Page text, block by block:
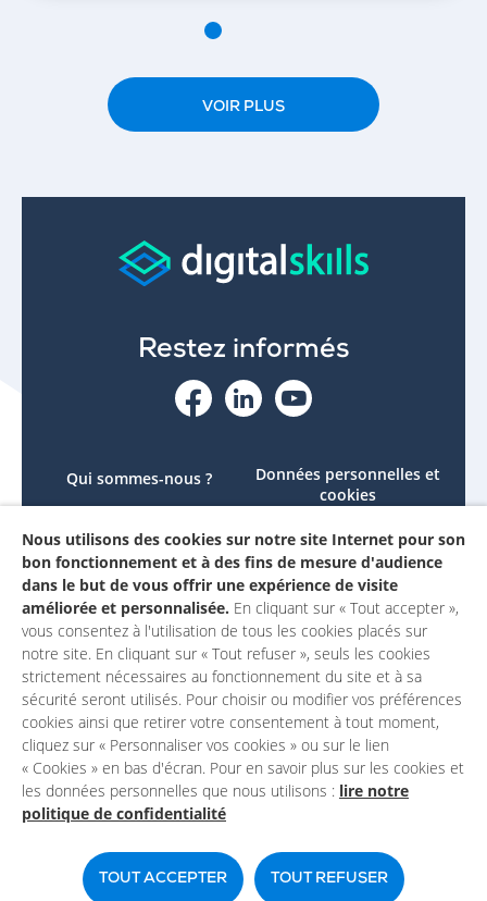
VOIR PLUS
Restez informés
Qui sommes-nous ?
Le projet
Contactez-nous
Mon compte
Données personnelles et
cookies
Accessibilité : non
conforme
Mentions légales
Un site du
Nous utilisons des cookies sur notre site Internet pour son
bon fonctionnement et à des fins de mesure d'audience
dans le but de vous offrir une expérience de visite
améliorée et personnalisée. En cliquant sur « Tout accepter »,
vous consentez à l'utilisation de tous les cookies placés sur
notre site. En cliquant sur « Tout refuser », seuls les cookies
strictement nécessaires au fonctionnement du site et à sa
sécurité seront utilisés. Pour choisir ou modifier vos préférences
cookies ainsi que retirer votre consentement à tout moment,
cliquez sur « Personnaliser vos cookies » ou sur le lien
« Cookies » en bas d'écran. Pour en savoir plus sur les cookies et
les données personnelles que nous utilisons : lire notre
politique de confidentialité
TOUT ACCEPTER TOUT REFUSER